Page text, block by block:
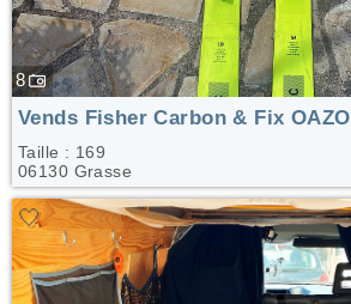
8
Vends Fisher Carbon & Fix OAZO
Taille : 169
06130 Grasse
🤍